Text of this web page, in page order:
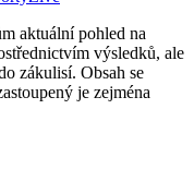
aktuální pohled na
výsledků, ale
zákulisí. Obsah se
je zejména